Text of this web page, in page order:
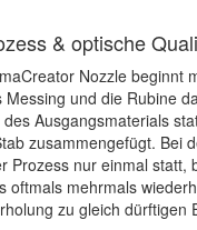
& optische
Nozzle beginnt
und die Rubine
Ausgangsmaterials
zusammengefügt. Bei
Prozess nur einmal statt,
oftmals mehrmals
zu gleich dürftigen